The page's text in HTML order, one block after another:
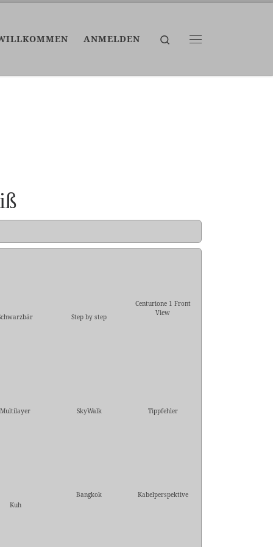
ANMELDEN
Search
Step by step
Centurione 1 Front
View
Multilayer SkyWalk Tippfehler
Kuh
Bangkok Kabelperspektive